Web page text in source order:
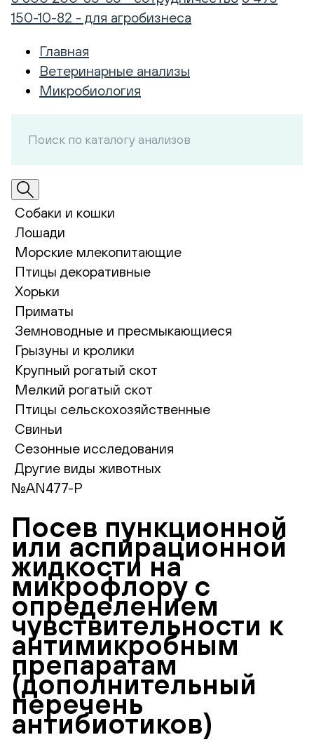
150-10-82 - для агробизнеса
Главная
Ветеринарные анализы
Микробиология
Собаки и кошки
Лошади
Морские млекопитающие
Птицы декоративные
Хорьки
Приматы
Земноводные и пресмыкающиеся
Грызуны и кролики
Крупный рогатый скот
Мелкий рогатый скот
Птицы сельскохозяйственные
Свиньи
Сезонные исследования
Другие виды животных
№AN477-P
Посев пункционной
или аспирационной
жидкости на
микрофлору с
определением
чувствительности к
антимикробным
препаратам
(дополнительный
перечень
антибиотиков)